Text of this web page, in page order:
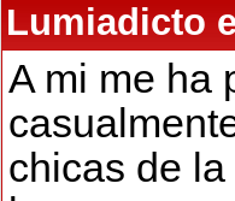
Lumiadicto
A mi me ha
chicas de